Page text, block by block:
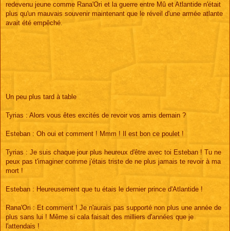
redevenu jeune comme Rana'Ori et la guerre entre Mû et Atlantide n'était
plus qu'un mauvais souvenir maintenant que le réveil d'une armée atlante
avait été empêché.
Un peu plus tard à table
Tyrias : Alors vous êtes excités de revoir vos amis demain ?
Esteban : Oh oui et comment ! Mmm ! Il est bon ce poulet !
Tyrias : Je suis chaque jour plus heureux d'être avec toi Esteban ! Tu ne
peux pas t'imaginer comme j'étais triste de ne plus jamais te revoir à ma
mort !
Esteban : Heureusement que tu étais le dernier prince d'Atlantide !
Rana'Ori : Et comment ! Je n'aurais pas supporté non plus une année de
plus sans lui ! Même si cala faisait des milliers d'années que je
l'attendais !